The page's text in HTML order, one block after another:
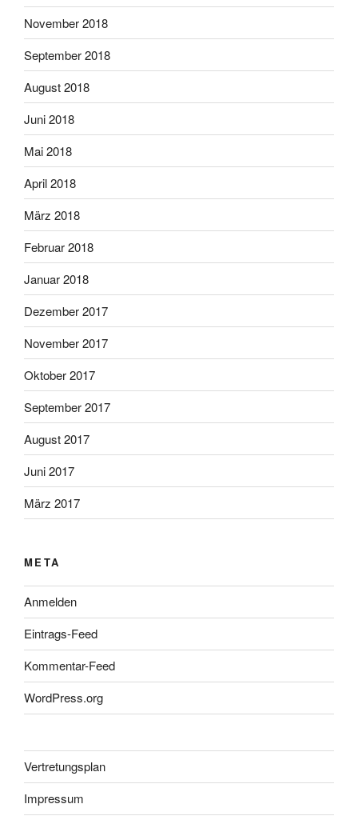
November 2018
September 2018
August 2018
Juni 2018
Mai 2018
April 2018
März 2018
Februar 2018
Januar 2018
Dezember 2017
November 2017
Oktober 2017
September 2017
August 2017
Juni 2017
März 2017
META
Anmelden
Eintrags-Feed
Kommentar-Feed
WordPress.org
Vertretungsplan
Impressum